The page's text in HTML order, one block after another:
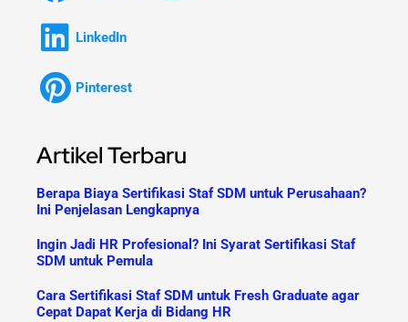
LinkedIn
Pinterest
Artikel Terbaru
Berapa Biaya Sertifikasi Staf SDM untuk Perusahaan?
Ini Penjelasan Lengkapnya
Ingin Jadi HR Profesional? Ini Syarat Sertifikasi Staf
SDM untuk Pemula
Cara Sertifikasi Staf SDM untuk Fresh Graduate agar
Cepat Dapat Kerja di Bidang HR